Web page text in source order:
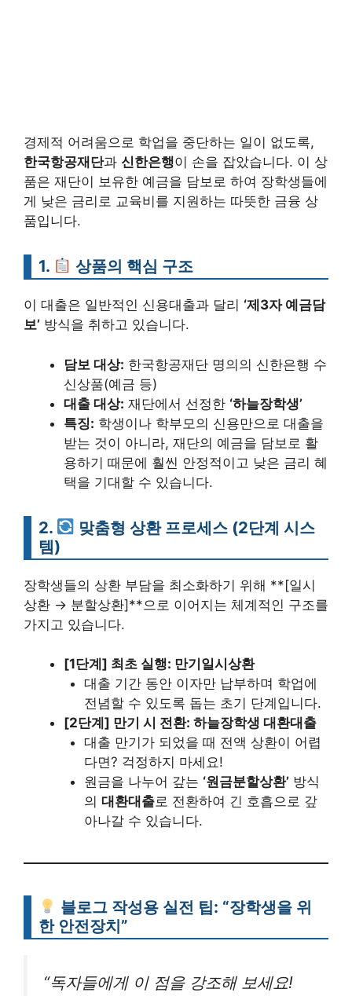
경제적 어려움으로 학업을 중단하는 일이 없도록,
한국항공재단과 신한은행이 손을 잡았습니다. 이 상
품은 재단이 보유한 예금을 담보로 하여 장학생들에
게 낮은 금리로 교육비를 지원하는 따뜻한 금융 상
품입니다.
1. 상품의 핵심 구조
이 대출은 일반적인 신용대출과 달리 ‘제3자 예금담
보’ 방식을 취하고 있습니다.
담보 대상: 한국항공재단 명의의 신한은행 수
신상품(예금 등)
대출 대상: 재단에서 선정한 ‘하늘장학생’
특징: 학생이나 학부모의 신용만으로 대출을
받는 것이 아니라, 재단의 예금을 담보로 활
용하기 때문에 훨씬 안정적이고 낮은 금리 혜
택을 기대할 수 있습니다.
2.
맞춤형 상환 프로세스 (2단계 시스
템)
장학생들의 상환 부담을 최소화하기 위해 **[일시
상환 → 분할상환]**으로 이어지는 체계적인 구조를
가지고 있습니다.
[1단계] 최초 실행: 만기일시상환
대출 기간 동안 이자만 납부하며 학업에
전념할 수 있도록 돕는 초기 단계입니다.
[2단계] 만기 시 전환: 하늘장학생 대환대출
대출 만기가 되었을 때 전액 상환이 어렵
다면? 걱정하지 마세요!
원금을 나누어 갚는 ‘원금분할상환’방식
의 대환대출로 전환하여 긴 호흡으로 갚
아나갈 수 있습니다.
블로그 작성용 실전 팁: “장학생을 위
한 안전장치”
“독자들에게 이 점을 강조해 보세요!